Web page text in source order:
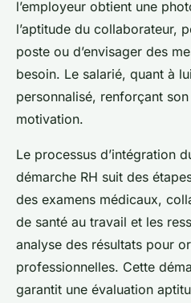
l’employeur obtient une
l’aptitude du collaborateur,
poste ou d’envisager des
besoin. Le salarié, quant à
personnalisé, renforçant
motivation.
Le processus d’intégration
démarche RH suit des
des examens médicaux,
de santé au travail et les
analyse des résultats pour
professionnelles. Cette
garantit une évaluation